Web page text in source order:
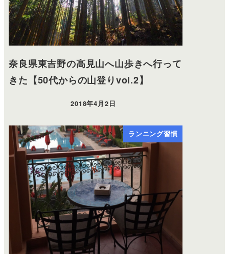
奈良県東吉野の高見山へ山歩きへ行って
きた【50代からの山登りvol.2】
2018年4月2日
ランニング習慣